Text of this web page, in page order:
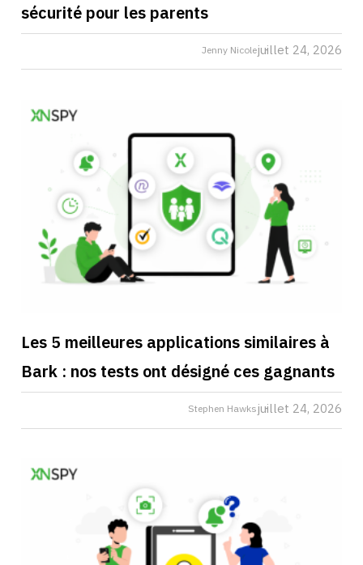
sécurité pour les parents
juillet 24, 2026
Jenny Nicole
Les 5 meilleures applications similaires à
Bark : nos tests ont désigné ces gagnants
juillet 24, 2026
Stephen Hawks